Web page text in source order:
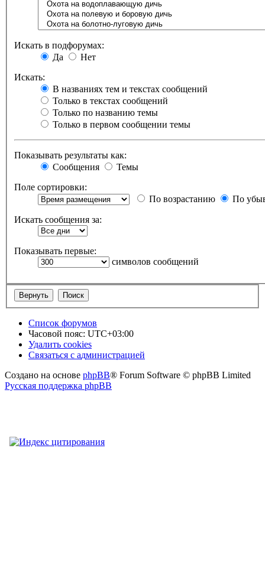
Искать в подфорумах:
Да
Нет
Искать:
В названиях тем и текстах сообщений
Только в текстах сообщений
Только по названию темы
Только в первом сообщении темы
Показывать результаты как:
Сообщения
Темы
Поле сортировки:
По возрастанию
По
Искать сообщения за:
Показывать первые:
символов сообщений
Список форумов
Часовой пояс: UTC+03:00
Удалить cookies
Связаться
администрацией
Связаться с администрацией
Создано на основе phpBB® Forum Software © phpBB Limited
Русская поддержка phpBB